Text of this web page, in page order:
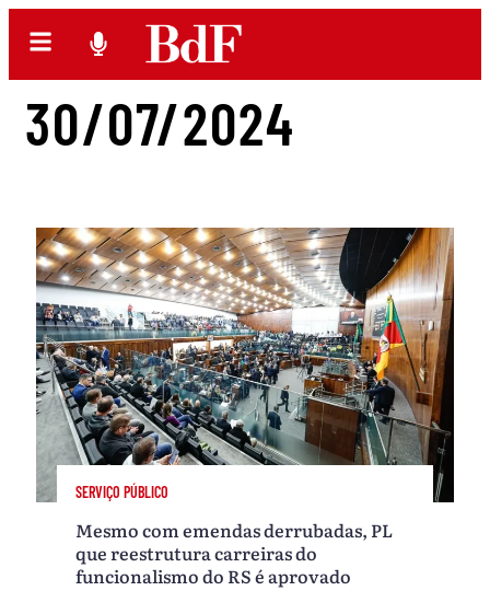
30/07/2024
SERVIÇO PÚBLICO
Mesmo com emendas derrubadas, PL
que reestrutura carreiras do
funcionalismo do RS é aprovado